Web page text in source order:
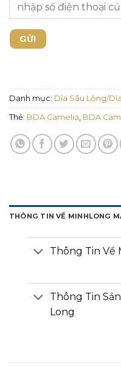
Danh mục: Dĩa Sâu Lòng/
Thẻ: BDA Camelia BDA
THÔNG TIN VỀ MINHLONG
Thông Tin Về
Thông Tin
Long